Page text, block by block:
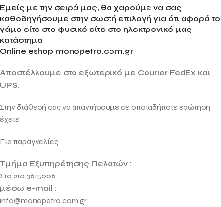
Εμείς με την σειρά μας, θα χαρούμε να σας
καθοδηγήσουμε στην σωστή επιλογή για ότι αφορά το
γάμο είτε στο φυσικό είτε στο ηλεκτρονικό μας
κατάστημα
Online eshop monopetro.com.gr
Αποστέλλουμε στο εξωτερικό με Courier FedEx και
UPS.
Στην διάθεσή σας να απαντήσουμε σε οποιαδήποτε ερώτηση
έχετε
Για παραγγελίες
Τμήμα Εξυπηρέτησης Πελατών :
Στο 210 3615006
μέσω e-mail :
info@monopetro.com.gr